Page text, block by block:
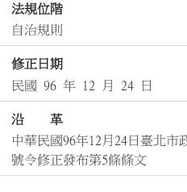
法規位階
自治規則
修正日期
民國 96 年 12 月 24 日
沿 革
中華民國96年12月24日臺北市
號令修正發布第5條條文